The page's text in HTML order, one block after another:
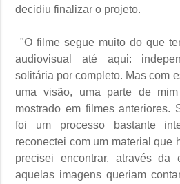
decidiu finalizar o projeto.
"O filme segue muito do que
audiovisual até aqui:
solitária por completo. Mas com
uma visão, uma parte de
mostrado em filmes anteriores.
foi um processo bastante
reconectei com um material que
precisei encontrar, através da
aquelas imagens queriam